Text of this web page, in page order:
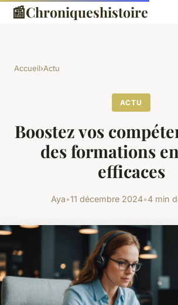
📰Chroniqueshistoire
Accueil›Actu
ACTU
Boostez vos
des formations
efficaces
Aya•11 décembre 2024•4 min